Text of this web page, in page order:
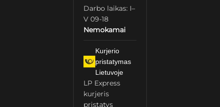
Darbo laikas: I–
V 09-18
Nemokamai
Kurjerio
pristatymas
Lietuvoje
LP Express
kurjeris
pristatys